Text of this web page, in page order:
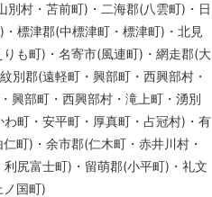
村・苫前町)・二海郡(八雲町)・日
標津郡(中標津町・標津町)・北見
も町)・名寄市(風連町)・網走郡(大
別郡(遠軽町・興部町・西興部村・
興部町・西興部村・滝上町・湧別
町・安平町・厚真町・占冠村)・有
町)・余市郡(仁木町・赤井川村・
尻富士町)・留萌郡(小平町)・礼文
国町)